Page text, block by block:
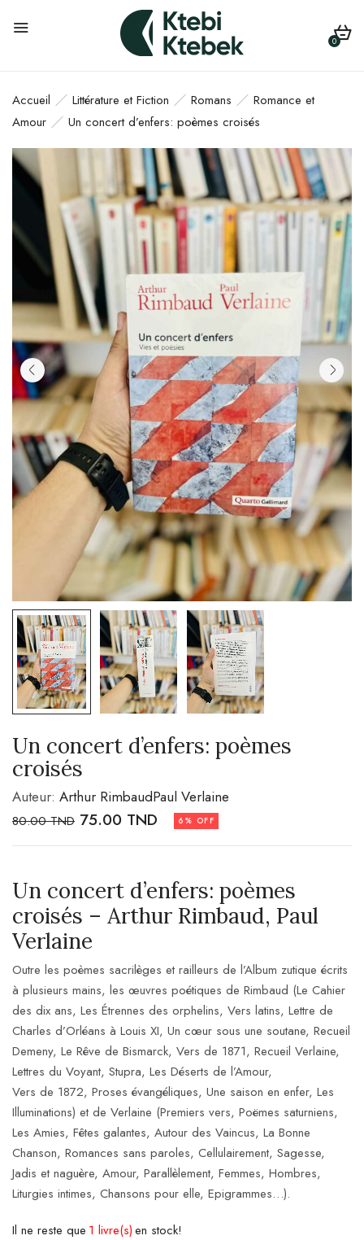
0
Accueil Littérature et Fiction Romans
Romance et
Amour
Un concert d’enfers: poèmes croisés
Un concert d’enfers: poèmes
croisés
Auteur: Arthur RimbaudPaul Verlaine
80.00TND 75.00 TND 6% OFF
Un concert d’enfers: poèmes
croisés – Arthur Rimbaud, Paul
Verlaine
Outre les poèmes sacrilèges et railleurs de l’Album zutique écrits
à plusieurs mains, les œuvres poétiques de Rimbaud (Le Cahier
des dix ans, Les Étrennes des orphelins, Vers latins, Lettre de
Charles d’Orléans à Louis XI, Un cœur sous une soutane, Recueil
Demeny, Le Rêve de Bismarck, Vers de 1871, Recueil Verlaine,
Lettres du Voyant, Stupra, Les Déserts de l’Amour,
Vers de 1872, Proses évangéliques, Une saison en enfer, Les
Illuminations) et de Verlaine (Premiers vers, Poëmes saturniens,
Les Amies, Fêtes galantes, Autour des Vaincus, La Bonne
Chanson, Romances sans paroles, Cellulairement, Sagesse,
Jadis et naguère, Amour, Parallèlement, Femmes, Hombres,
Liturgies intimes, Chansons pour elle, Epigrammes…).
Il ne reste que 1 livre(s)en stock!